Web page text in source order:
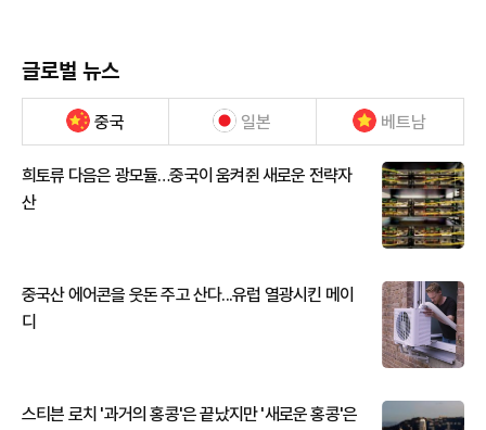
글로벌 뉴스
중국 일본 베트남
희토류 다음은 광모듈…중국이 움켜쥔 새로운 전략자
산
중국산 에어콘을 웃돈 주고 산다...유럽 열광시킨 메이
디
스티븐 로치 '과거의 홍콩'은 끝났지만 '새로운 홍콩'은